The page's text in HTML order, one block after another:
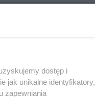
dostęp i
jak unikalne identyfikatory,
zapewniania